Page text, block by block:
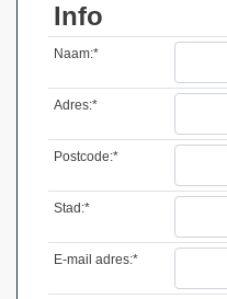
Info
Naam:*
Adres:*
Postcode:*
Stad:*
E-mail adres:*